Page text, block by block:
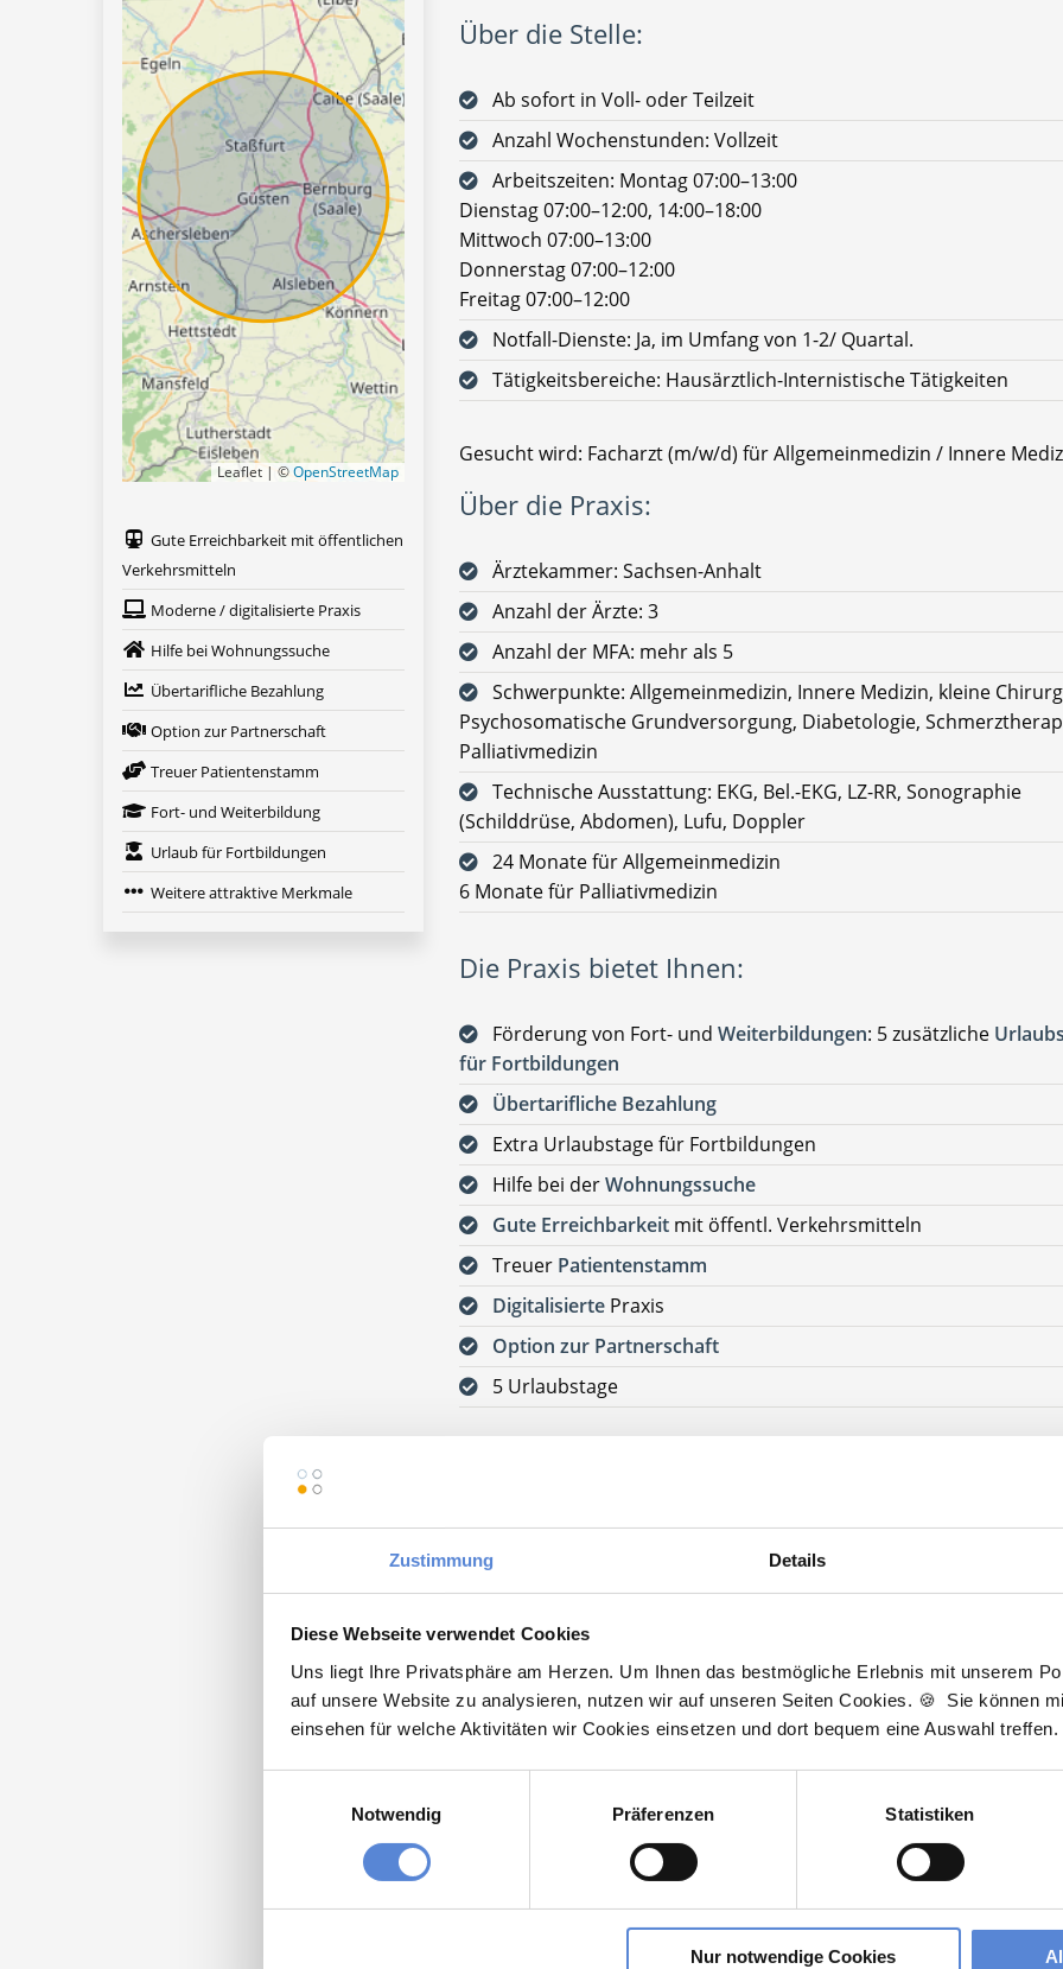
Zustimmung Details
Diese Webseite verwendet Cookies
Uns liegt Ihre Privatsphäre am Herzen. Um Ihnen das bestmögliche Erlebnis mit unserem
auf unsere Website zu analysieren, nutzen wir auf unseren Seiten Cookies. 🍪 Sie können
einsehen für welche Aktivitäten wir Cookies einsetzen und dort bequem eine Auswahl treffen.
Notwendig
Präferenzen Statistiken
Nur notwendige Cookies
Über die Stelle:
Ab sofort in Voll- oder Teilzeit
Anzahl Wochenstunden: Vollzeit
Arbeitszeiten: Montag 07:00–13:00
Dienstag 07:00–12:00, 14:00–18:00
Mittwoch 07:00–13:00
Donnerstag 07:00–12:00
Freitag 07:00–12:00
Notfall-Dienste: Ja, im Umfang von 1-2/ Quartal.
Tätigkeitsbereiche: Hausärztlich-Internistische Tätigkeiten
Gesucht wird: Facharzt (m/w/d) für Allgemeinmedizin / Innere
Über die Praxis:
Ärztekammer: Sachsen-Anhalt
Anzahl der Ärzte: 3
Anzahl der MFA: mehr als 5
Schwerpunkte: Allgemeinmedizin, Innere Medizin, kleine
Psychosomatische Grundversorgung, Diabetologie,
Palliativmedizin
Technische Ausstattung: EKG, Bel.-EKG, LZ-RR, Sonographie
(Schilddrüse, Abdomen), Lufu, Doppler
24 Monate für Allgemeinmedizin
6 Monate für Palliativmedizin
Die Praxis bietet Ihnen:
Förderung von Fort- und Weiterbildungen: 5 zusätzliche
für Fortbildungen
Übertarifliche Bezahlung
Extra Urlaubstage für Fortbildungen
Hilfe bei derWohnungssuche
Gute Erreichbarkeit mit öffentl. Verkehrsmitteln
Treuer Patientenstamm
Digitalisierte Praxis
Option zur Partnerschaft
5 Urlaubstage
VORAUSSETZUNG FÜR EINE BEWERBUNG BEI UNSEREN KUNDEN
DEUTSCHE APPROBATION
Praxis Güsten
39439 Güsten
Momentan interessieren sich 7 Besucher Stellenangebote als Partner
Leaflet | ©OpenStreetMap
Gute Erreichbarkeit mit öffentlichen
Verkehrsmitteln
Moderne / digitalisierte Praxis
Hilfe bei Wohnungssuche
Übertarifliche Bezahlung
Option zur Partnerschaft
Treuer Patientenstamm
Fort- und Weiterbildung
Urlaub für Fortbildungen
Weitere attraktive Merkmale